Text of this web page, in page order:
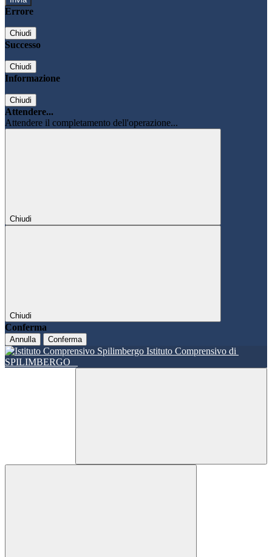
Errore
Chiudi
Successo
Chiudi
Informazione
Chiudi
Attendere...
Attendere il completamento dell'operazione...
Chiudi
Chiudi
Conferma
Annulla Conferma
Istituto Comprensivo di
SPILIMBERGO